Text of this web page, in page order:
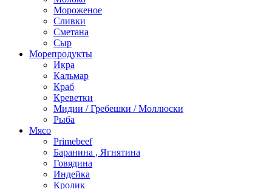
Мороженое
Сливки
Сметана
Сыр
Морепродукты
Икра
Кальмар
Краб
Креветки
Мидии / Гребешки / Моллюски
Рыба
Мясо
Primebeef
Баранина , Ягнятина
Говядина
Индейка
Кролик